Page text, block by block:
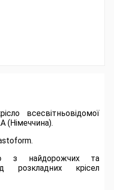
всесвітньовідомої
(Німеччина).
з найдорожчих та
розкладних крісел